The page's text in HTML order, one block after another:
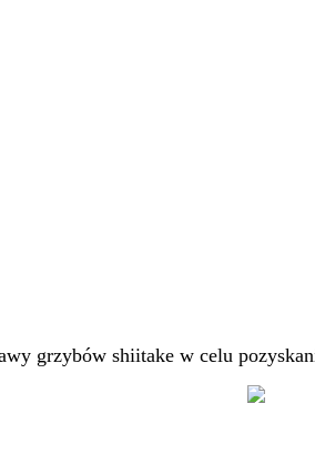
grzybów shiitake w celu